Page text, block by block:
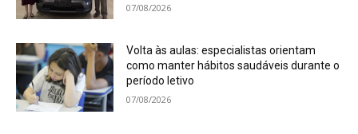
07/08/2026
Volta às aulas: especialistas orientam
como manter hábitos saudáveis durante o
período letivo
07/08/2026